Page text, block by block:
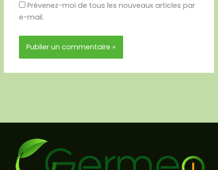
Prévenez-moi de tous les nouveaux articles par
e-mail.